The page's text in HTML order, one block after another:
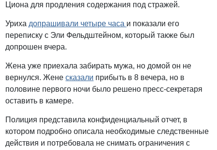
Циона для продления содержания под стражей.
Уриха допрашивали четыре часа и показали его
переписку с Эли Фельдштейном, который также был
допрошен вчера.
Жена уже приехала забирать мужа, но домой он не
вернулся. Женесказали прибыть в 8 вечера, но в
половине первого ночи было решено пресс-секретаря
оставить в камере.
Полиция представила конфиденциальный отчет, в
котором подробно описала необходимые следственные
действия и потребовала не снимать ограничения с